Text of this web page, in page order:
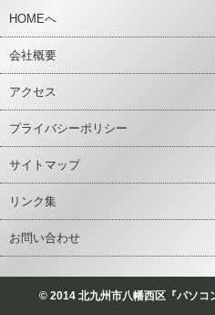
HOMEへ
会社概要
アクセス
プライバシーポリシー
サイトマップ
リンク集
お問い合わせ
© 2014 北九州市八幡西区『パソコ